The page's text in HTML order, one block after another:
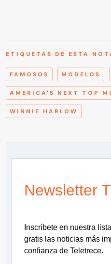
ETIQUETAS DE ESTA
FAMOSOS MODELOS
AMERICA'S NEXT TOP
WINNIE HARLOW
Newsletter
Inscríbete en nuestra
gratis las noticias más
confianza de Teletrece.